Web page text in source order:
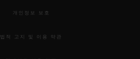
개인정보 보호
법적 고지 및 이용 약관